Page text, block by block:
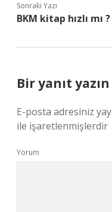
Sonraki Yazı
BKM kitap hızlı mı ?
Bir yanıt yazın
E-posta adresiniz
ile işaretlenmişlerdir
Yorum